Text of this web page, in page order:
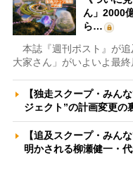
ん」2000
ら…
本誌『週刊ポスト』が追
大家さん」がいよいよ最
【独走スクープ・みん
ジェクト”の計画変更
【追及スクープ・みん
明かされる柳瀬健一・